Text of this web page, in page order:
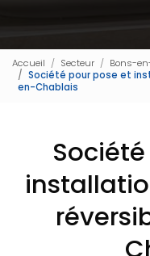
Accueil Secteur
Bons-
Société pour pose et
en-Chablais